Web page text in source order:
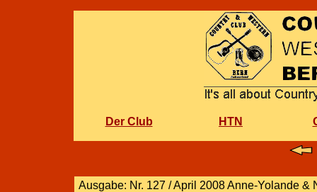
Der Club HTN
Ausgabe: Nr. 127 / April 2008 Anne-Yolande &